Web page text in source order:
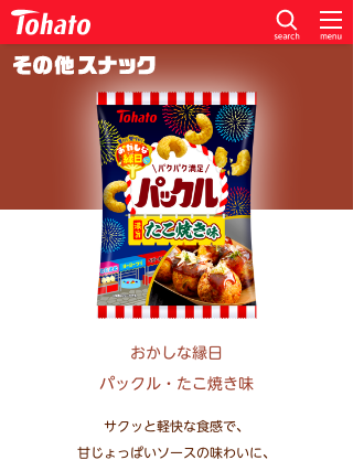
おかしな縁日
パックル・たこ焼き味
サクッと軽快な食感で、
甘じょっぱいソースの味わいに、